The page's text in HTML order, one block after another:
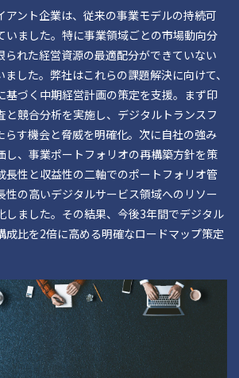
アント企業は、従来の事業モデルの持続可
いました。特に事業領域ごとの市場動向分
られた経営資源の最適配分ができていない
した。弊社はこれらの課題解決に向けて、
基づく中期経営計画の策定を支援。まず印
と競合分析を実施し、デジタルトランスフ
らす機会と脅威を明確化。次に自社の強み
し、事業ポートフォリオの再構築方針を策
長性と収益性の二軸でのポートフォリオ管
性の高いデジタルサービス領域へのリソー
しました。その結果、今後3年間でデジタル
成比を2倍に高める明確なロードマップ策定